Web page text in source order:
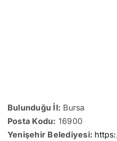
Bulunduğu İl: Bursa
Posta Kodu: 16900
Yenişehir Belediyesi: